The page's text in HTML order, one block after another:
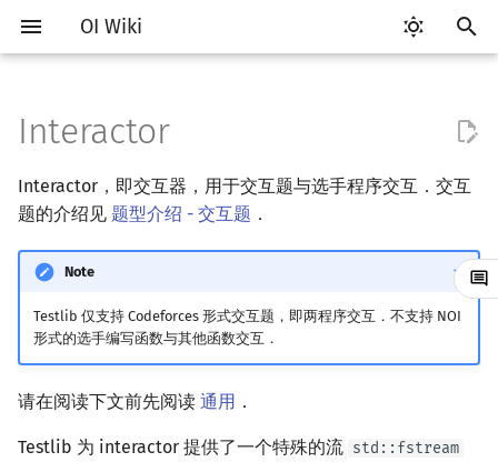
OI Wiki
开
Getting Started
关于本项目
如何参与
OI Wiki 不是什么
格式手册
比赛相关简介
赛事
题型
学习路线
学习资源
常见错误
常见技巧
Vim
Emacs
VS Code
Atom
Eclipse
评测工具简介
Arbiter
Cena
CCR Plus
Lemon
用法
简单的例子
语言基础简介
C++ 基础
变量
运算
流程控制语句
C++ 标准库 STL 算法
bitset
string
C++ 进阶
值类别
重载运算符
引用
C++ 与其他常用语言的区别
算法基础简介
复杂度
枚举
模拟
递归 & 分治
冒泡排序
插入排序
计数排序
搜索部分简介
DFS（搜索）
BFS（搜索）
双向搜索
启发式搜索
动态规划部分简介
动态规划基础
记忆化搜索
背包 DP
区间 DP
斜率优化
四边形不等式优化
Slope Trick 优化
字符串部分简介
字符串基础
标准库
字符串匹配
字符串哈希
数学部分简介
布尔代数
数字系统 平衡三进制
格雷码
位操作
二进制集合操作
素数
最大公约数
欧拉函数
快速傅里叶变换
快速数论变换
快速沃尔什变换
容斥原理
斐波那契数列
错位排列
内积和外积
矩阵
初等变换
环论
域论
Schreier–Sims 算法
随机变量
随机变量的数字特征
概率不等式
零和游戏
非公平组合游戏
高斯消元
牛顿迭代法
数据结构部分简介
栈
队列
链表
哈希表
配对堆
左偏树
块状链表
树分块
Sqrt Tree
李超线段树
猫树
区间最值操作 & 区间历史
Kinetic Tournament Tree
Splay 树
WBLT
替罪羊树
可持久化块状数组
可持久化平衡树
可持久化字典树
线段树套平衡树
树状数组套权值线段树
分块套树状数组
Euler Tour Tree
Top Tree
图论部分简介
图论相关概念
图的存储
DFS（图论）
BFS（图论）
树的中心
树的重心
最近公共祖先
k 短路
同余最短路
最小直径生成树
割点和桥
圆方树
点/边连通度
最小割
费用流
上下界网络流
二分图最大权匹配
一般图最大匹配
一般图最大权匹配
计算几何部分简介
二维计算几何基础
三维计算几何基础
距离
Pick 定理
杂项简介
离散化
双指针
离线算法
整体二分
莫队算法
分数规划
爬山算法
模拟退火
RMQ
并查集应用
括号序列
线段树与离线询问
Interactor
Interactor，即交互器，用于交互题与选手程序交互．交互
题的介绍见 题型介绍 - 交互题 ．
Note
Testlib 仅支持 Codeforces 形式交互题，即两程序交互．不支持 NOI
形式的选手编写函数与其他函数交互．
请在阅读下文前先阅读 通用 ．
Testlib 为 interactor 提供了一个特殊的流 std::fstream